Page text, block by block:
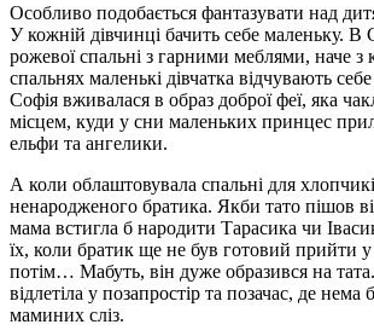
Особливо подобається фантазувати над
У кожній дівчинці бачить себе маленьку. В
рожевої спальні з гарними меблями, наче з
спальнях маленькі дівчатка відчувають
Софія вживалася в образ доброї феї, яка
місцем, куди у сни маленьких принцес
ельфи та ангелики.
А коли облаштовувала спальні для
ненародженого братика. Якби тато пішов
мама встигла б народити Тарасика чи
їх, коли братик ще не був готовий прийти у
потім… Мабуть, він дуже образився на
відлетіла у позапростір та позачас, де нема
маминих сліз.